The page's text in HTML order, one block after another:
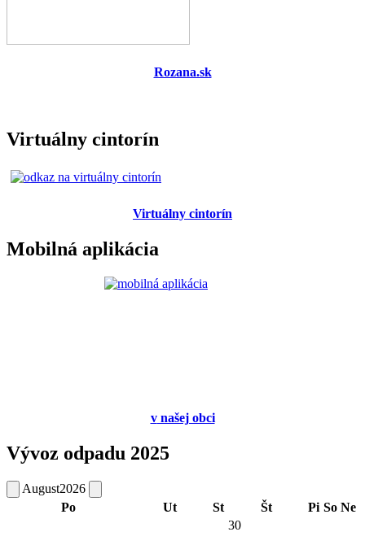
Rozana.sk
Virtuálny cintorín
Virtuálny cintorín
Mobilná aplikácia
vnašej obci
Vývoz odpadu 2025
August2026
Po
Ut St Št Pi So Ne
30